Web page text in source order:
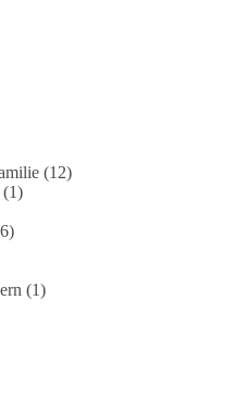
nicht davon, unbequeme
Fragen offen zu stellen
unabhängige,
der Corona-Politik.
und ohne Tabus.
diaries-covid-origins-
aus-aller-welt/usa-
(12)
(1)
(1)